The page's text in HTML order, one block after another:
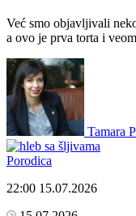
Već smo objavljivali
a ovo je prva torta i
Tamara
Porodica
22:00 15.07.2026